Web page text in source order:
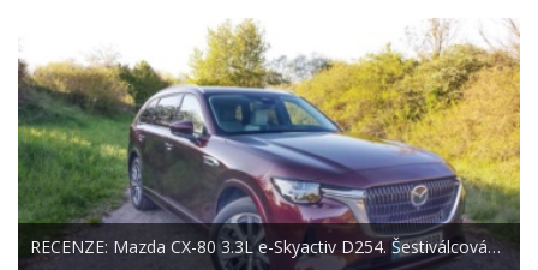
RECENZE: Mazda CX-80 3.3L e-Skyactiv D254. Šestiválcová…